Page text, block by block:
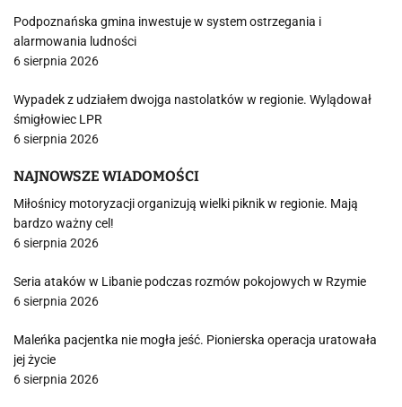
Podpoznańska gmina inwestuje w system ostrzegania i
alarmowania ludności
6 sierpnia 2026
Wypadek z udziałem dwojga nastolatków w regionie. Wylądował
śmigłowiec LPR
6 sierpnia 2026
NAJNOWSZE WIADOMOŚCI
Miłośnicy motoryzacji organizują wielki piknik w regionie. Mają
bardzo ważny cel!
6 sierpnia 2026
Seria ataków w Libanie podczas rozmów pokojowych w Rzymie
6 sierpnia 2026
Maleńka pacjentka nie mogła jeść. Pionierska operacja uratowała
jej życie
6 sierpnia 2026